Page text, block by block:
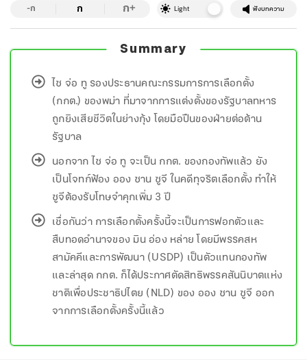
-ก ก ก+ Light ฟังบทความ
Summary
ไซ จ่อ ทู รองประธานคณะกรรมการการเลือกตั้ง
(กกต.) ของพม่า ที่มาจากการแต่งตั้งของรัฐบาลทหาร
ถูกยิงเสียชีวิตในย่างกุ้ง โดยมือปืนของฝ่ายต่อต้าน
รัฐบาล
นอกจาก ไซ จ่อ ทู จะเป็น กกต. ของกองทัพแล้ว ยัง
เป็นโจทก์ฟ้อง ออง ซาน ซูจี ในคดีทุจริตเลือกตั้ง ทำให้
ซูจีต้องรับโทษจำคุกเพิ่ม 3 ปี
เชื่อกันว่า การเลือกตั้งครั้งนี้จะเป็นการฟอกตัวและ
สืบทอดอำนาจของ มิน อ่อง หล่าย โดยมีพรรคสห
สามัคคีและการพัฒนา (USDP) เป็นตัวแทนกองทัพ
และล่าสุด กกต. ก็ได้ประกาศตัดสิทธิพรรคสันนิบาตแห่ง
ชาติเพื่อประชาธิปไตย (NLD) ของ ออง ซาน ซูจี ออก
จากการเลือกตั้งครั้งนี้แล้ว